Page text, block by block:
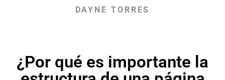
DAYNE TORRES
¿Por qué es importante la